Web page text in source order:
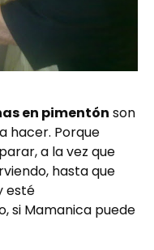
en pimentón son
hacer. Porque
a la vez que
hasta que
esté
si Mamanica puede